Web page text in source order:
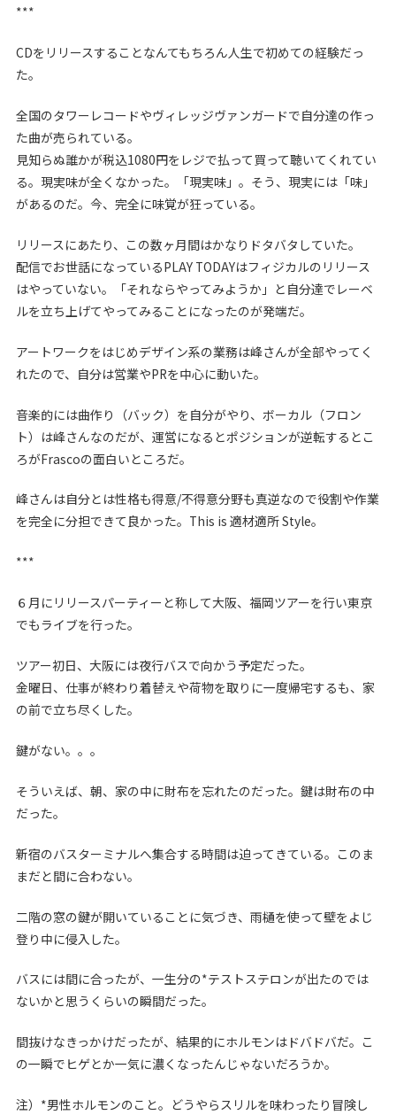
***
CDをリリースすることなんてもちろん人生で初めての経験だっ
た。
全国のタワーレコードやヴィレッジヴァンガードで自分達の作っ
た曲が売られている。
見知らぬ誰かが税込1080円をレジで払って買って聴いてくれてい
る。現実味が全くなかった。「現実味」。そう、現実には「味」
があるのだ。今、完全に味覚が狂っている。
リリースにあたり、この数ヶ月間はかなりドタバタしていた。
配信でお世話になっているPLAY TODAYはフィジカルのリリース
はやっていない。「それならやってみようか」と自分達でレーベ
ルを立ち上げてやってみることになったのが発端だ。
アートワークをはじめデザイン系の業務は峰さんが全部やってく
れたので、自分は営業やPRを中心に動いた。
音楽的には曲作り（バック）を自分がやり、ボーカル（フロン
ト）は峰さんなのだが、運営になるとポジションが逆転するとこ
ろがFrascoの面白いところだ。
峰さんは自分とは性格も得意/不得意分野も真逆なので役割や作業
を完全に分担できて良かった。This is 適材適所 Style。
***
６月にリリースパーティーと称して大阪、福岡ツアーを行い東京
でもライブを行った。
ツアー初日、大阪には夜行バスで向かう予定だった。
金曜日、仕事が終わり着替えや荷物を取りに一度帰宅するも、家
の前で立ち尽くした。
鍵がない。。。
そういえば、朝、家の中に財布を忘れたのだった。鍵は財布の中
だった。
新宿のバスターミナルへ集合する時間は迫ってきている。このま
まだと間に合わない。
二階の窓の鍵が開いていることに気づき、雨樋を使って壁をよじ
登り中に侵入した。
バスには間に合ったが、一生分の*テストステロンが出たのでは
ないかと思うくらいの瞬間だった。
間抜けなきっかけだったが、結果的にホルモンはドバドバだ。こ
の一瞬でヒゲとか一気に濃くなったんじゃないだろうか。
注）*男性ホルモンのこと。どうやらスリルを味わったり冒険し